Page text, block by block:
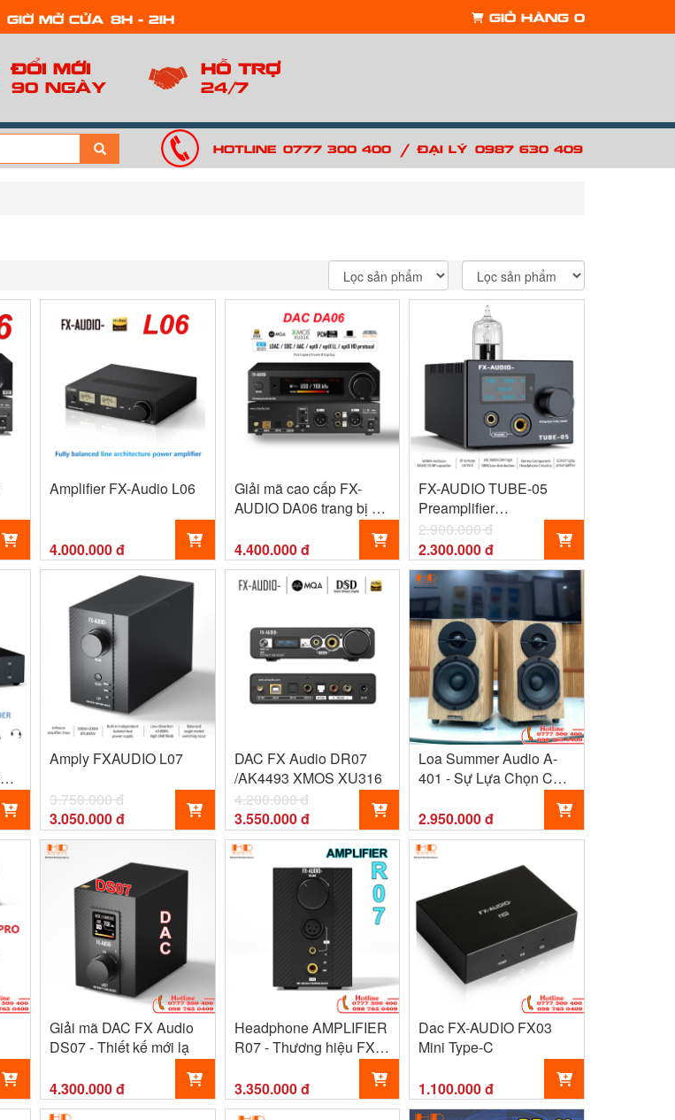
Giờ mở cửa: 8h - 21h Giỏ hàng 0
Đổi mới
90 ngày
Hỗ trợ
24/7
Hotline: 0777 300 400 / Đại lý: 0987 630 409
Amplifier FX-Audio L06
4.000.000 đ
Giải mã cao cấp FX-
AUDIO DA06 trang bị 2
4.400.000 đ
FX-AUDIO TUBE-05
Preamplifier
12AU7/ECC82
2.900.000 đ
2.300.000 đ
Amply FXAUDIO L07
3.750.000 đ
3.050.000 đ
DAC FX Audio DR07
/AK4493 XMOS XU316
4.200.000 đ
3.550.000 đ
Loa Summer Audio A-
401 - Sự Lựa Chọn Cho
Các Tín Đồ Âm Thanh
2.950.000 đ
Giải mã DAC FX Audio
DS07 - Thiết kế mới lạ
4.300.000 đ
Headphone AMPLIFIER
R07 - Thương hiệu FX
3.350.000 đ
Dac FX-AUDIO FX03
Mini Type-C
1.100.000 đ